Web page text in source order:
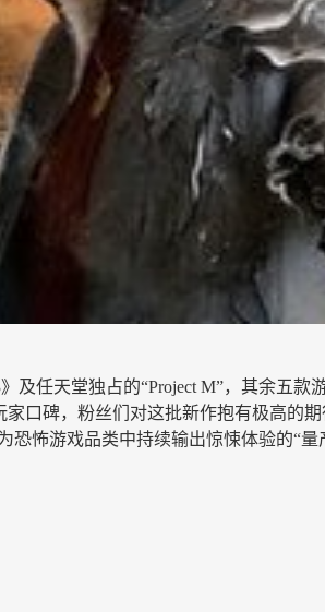
及任天堂独占的“Project M”，其余五
口碑，粉丝们对这批新作抱有极高的
怖游戏品类中持续输出惊悚体验的“